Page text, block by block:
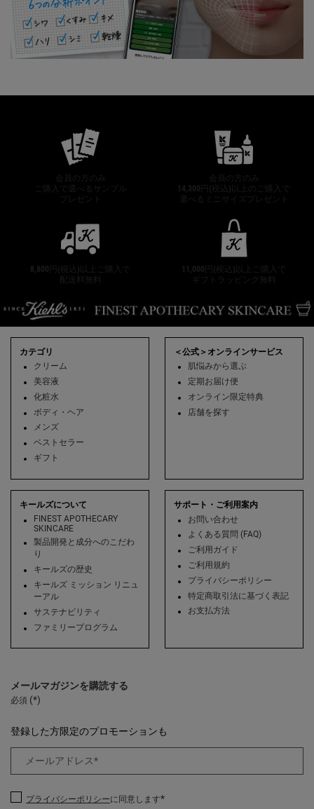
会員の方のみ
ご購入で選べるサンプル
会員の方のみ
14,300円(税込)以上のご購入で
選べるミニサイズプレゼント
8,800円(税込)以上ご購入で
11,000円(税込)以上ご購入で
カテゴリ
クリーム
美容液
化粧水
ボディ・ヘア
メンズ
ベストセラー
ギフト
＜公式＞オンラインサービス
肌悩みから選ぶ
定期お届け便
オンライン限定特典
店舗を探す
キールズについて
FINEST APOTHECARY
SKINCARE
製品開発と成分へのこだわ
り
キールズの歴史
キールズ ミッション リニュ
ーアル
サステナビリティ
ファミリープログラム
サポート・ご利用案内
お問い合わせ
よくある質問 (FAQ)
ご利用ガイド
ご利用規約
プライバシーポリシー
特定商取引法に基づく表記
お支払方法
メールマガジンを購読する
必須 (*)
登録した方限定のプロモーションも
メールアドレス*
プライバシーポリシーに同意します*